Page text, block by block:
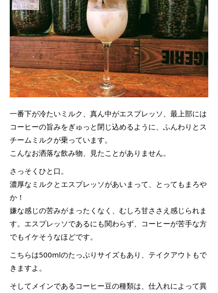
一番下が冷たいミルク、真ん中がエスプレッソ、最上部には
コーヒーの旨みをぎゅっと閉じ込めるように、ふんわりとス
チームミルクが乗っています。
こんなお洒落な飲み物、見たことがありません。
さっそくひと口。
濃厚なミルクとエスプレッソがあいまって、とってもまろや
か！
嫌な感じの苦みがまったくなく、むしろ甘ささえ感じられま
す。エスプレッソであるにも関わらず、コーヒーが苦手な方
でもイケそうなほどです。
こちらは500mlのたっぷりサイズもあり、テイクアウトもで
きますよ。
そしてメインであるコーヒー豆の種類は、仕入れによって異